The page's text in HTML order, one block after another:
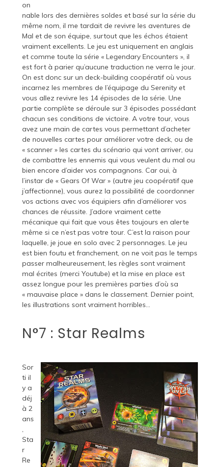
on
nable lors des dernières soldes et basé sur la série du
même nom, il me tardait de revivre les aventures de
Mal et de son équipe, surtout que les échos étaient
vraiment excellents. Le jeu est uniquement en anglais
et comme toute la série « Legendary Encounters », il
est fort à parier qu’aucune traduction ne verra le jour.
On est donc sur un deck-building coopératif où vous
incarnez les membres de l’équipage du Serenity et
vous allez revivre les 14 épisodes de la série. Une
partie complète se déroule sur 3 épisodes possédant
chacun ses conditions de victoire. A votre tour, vous
avez une main de cartes vous permettant d’acheter
de nouvelles cartes pour améliorer votre deck, ou de
« scanner » les cartes du scénario qui vont arriver, ou
de combattre les ennemis qui vous veulent du mal ou
bien encore d’aider vos compagnons. Car oui, à
l’instar de « Gears Of War » (autre jeu coopératif que
j’affectionne), vous aurez la possibilité de coordonner
vos actions avec vos équipiers afin d’améliorer vos
chances de réussite. J’adore vraiment cette
mécanique qui fait que vous êtes toujours en alerte
même si ce n’est pas votre tour. C’est la raison pour
laquelle, je joue en solo avec 2 personnages. Le jeu
est bien foutu et franchement, on ne voit pas le temps
passer malheureusement, les règles sont vraiment
mal écrites (merci Youtube) et la mise en place est
assez longue pour les premières parties d’où sa
« mauvaise place » dans le classement. Dernier point,
les illustrations sont vraiment horribles…
N°7 : Star Realms
Sor
ti il
y a
déj
à 2
ans
,
Sta
r
Re